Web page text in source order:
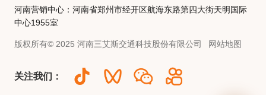
河南营销中心：河南省郑州市经开区航海东路第四大街天明国际
中心1955室
版权所有© 2025 河南三艾斯交通科技股份有限公司 网站地图
关注我们：